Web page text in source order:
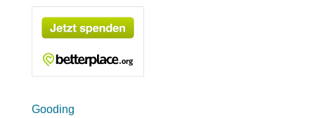
Gooding